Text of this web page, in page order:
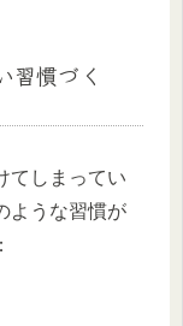
習慣づく
てしまってい
ような習慣が